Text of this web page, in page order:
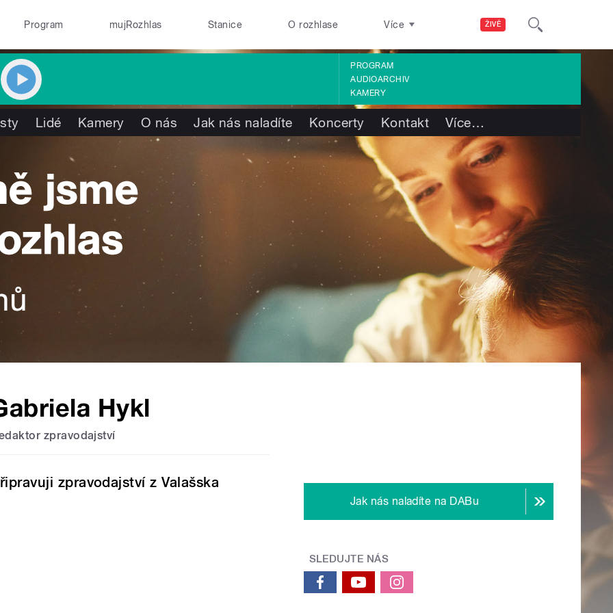
ŽIVĚ
Program mujRozhlas Stanice O rozhlase Více
PROGRAM
AUDIOARCHIV
KAMERY
Lidé Kamery O nás Jak nás naladíte Koncerty Kontakt Více…
Hykl
zpravodajství
zpravodajství z Valašska
Jak nás naladíte na DABu
SLEDUJTE NÁS